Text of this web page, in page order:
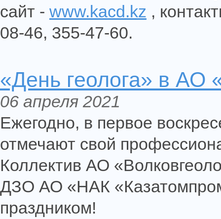
сайт - www.kacd.kz ,
08-46, 355-47-60.
«День геолога» в АО
06 апреля 2021
Ежегодно, в первое
отмечают свой
Коллектив АО
ДЗО АО «НАК
праздником!